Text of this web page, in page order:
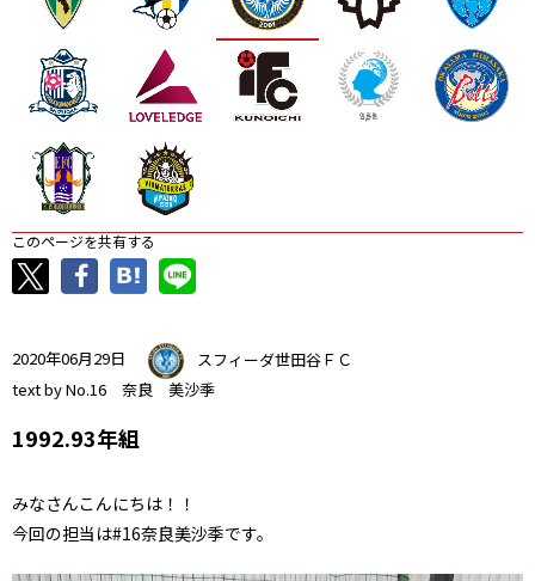
このページを共有する
2020年06月29日
スフィーダ世田谷ＦＣ
text by No.16 奈良 美沙季
1992.93年組
みなさんこんにちは！！
今回の担当は#16奈良美沙季です。